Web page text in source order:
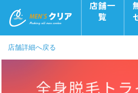
店舗一
覧
店舗詳細へ戻る